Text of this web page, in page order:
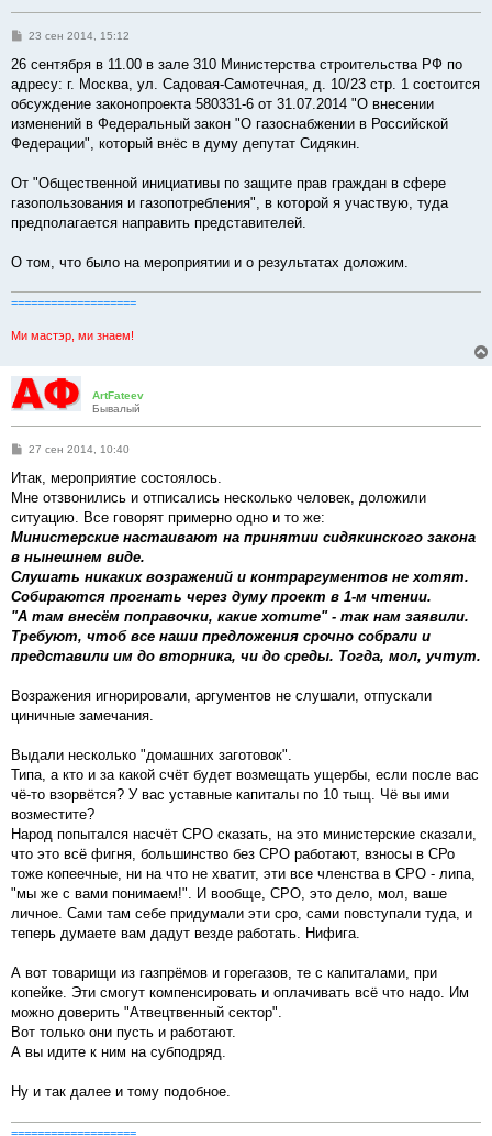
С
о
щ
е
и
е
23 сен 2014, 15:12
26 сентября в 11.00 в зале 310 Министерства строительства РФ по
адресу: г. Москва, ул. Садовая-Самотечная, д. 10/23 стр. 1 состоится
обсуждение законопроекта 580331-6 от 31.07.2014 "О внесении
изменений в Федеральный закон "О газоснабжении в Российской
Федерации", который внёс в думу депутат Сидякин.
От "Общественной инициативы по защите прав граждан в сфере
газопользования и газопотребления", в которой я участвую, туда
предполагается направить представителей.
О том, что было на мероприятии и о результатах доложим.
===================
Ми мастэр, ми знаем!
ArtFateev
Бывалый
С
о
щ
е
и
е
27 сен 2014, 10:40
Итак, мероприятие состоялось.
Мне отзвонились и отписались несколько человек, доложили
ситуацию. Все говорят примерно одно и то же:
Министерские настаивают на принятии сидякинского закона
в нынешнем виде.
Слушать никаких возражений и контраргументов не хотят.
Собираются прогнать через думу проект в 1-м чтении.
"А там внесём поправочки, какие хотите" - так нам заявили.
Требуют, чтоб все наши предложения срочно собрали и
представили им до вторника, чи до среды. Тогда, мол, учтут.
Возражения игнорировали, аргументов не слушали, отпускали
циничные замечания.
Выдали несколько "домашних заготовок".
Типа, а кто и за какой счёт будет возмещать ущербы, если после вас
чё-то взорвётся? У вас уставные капиталы по 10 тыщ. Чё вы ими
возместите?
Народ попытался насчёт СРО сказать, на это министерские сказали,
что это всё фигня, большинство без СРО работают, взносы в СРо
тоже копеечные, ни на что не хватит, эти все членства в СРО - липа,
"мы же с вами понимаем!". И вообще, СРО, это дело, мол, ваше
личное. Сами там себе придумали эти сро, сами повступали туда, и
теперь думаете вам дадут везде работать. Нифига.
А вот товарищи из газпрёмов и горегазов, те с капиталами, при
копейке. Эти смогут компенсировать и оплачивать всё что надо. Им
можно доверить "Атвецтвенный сектор".
Вот только они пусть и работают.
А вы идите к ним на субподряд.
Ну и так далее и тому подобное.
===================